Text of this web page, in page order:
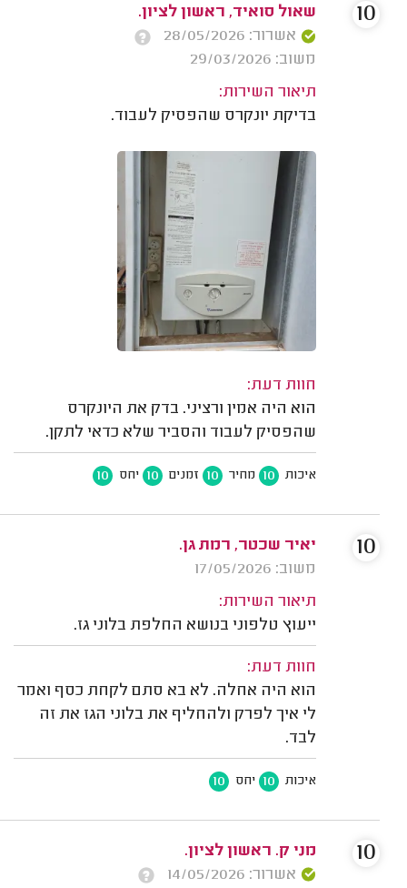
שאול סואיד, ראשון לציון.
אשרור: 28/05/2026
משוב: 29/03/2026
תיאור השירות:
בדיקת יונקרס שהפסיק לעבוד.
חוות דעת:
הוא היה אמין ורציני. בדק את היונקרס
שהפסיק לעבוד והסביר שלא כדאי לתקן.
איכות 10 מחיר 10 זמנים 10 יחס 10
10
יאיר שכטר, רמת גן.
משוב: 17/05/2026
תיאור השירות:
ייעוץ טלפוני בנושא החלפת בלוני גז.
חוות דעת:
הוא היה אחלה. לא בא סתם לקחת כסף ואמר
לי איך לפרק ולהחליף את בלוני הגז את זה
לבד.
איכות 10 יחס 10
10
מני ק. ראשון לציון.
אשרור: 14/05/2026
10